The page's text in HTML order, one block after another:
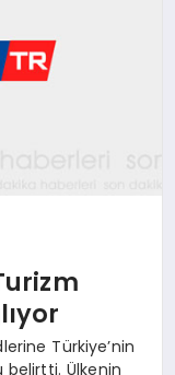
Türkiye’nin
belirtti. Ülkenin